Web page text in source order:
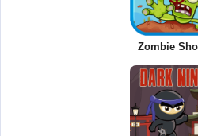
Zombie